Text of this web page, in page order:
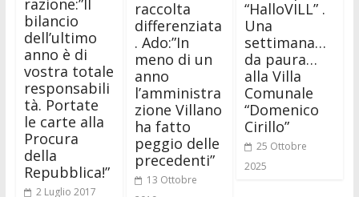
bilancio
dell’ultimo
anno è di
vostra totale
responsabili
tà. Portate
le carte alla
Procura
della
Repubblica!”
2 Luglio 2017
raccolta
differenziata
. Ado:”In
meno di un
anno
l’amministra
zione Villano
ha fatto
peggio delle
precedenti”
13 Ottobre
“HalloVILL” .
Una
settimana…
da paura…
alla Villa
Comunale
“Domenico
Cirillo”
25 Ottobre
2025